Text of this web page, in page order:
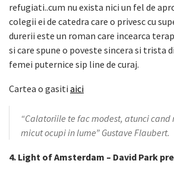
refugiati..cum nu exista nici un fel de
colegii ei de catedra care o privesc cu
durerii este un roman care incearca
si care spune o poveste sincera si trista
femei puternice sip line de curaj.
Cartea o gasiti aici
“Calatoriile te fac modest, atunci cand
micut ocupi in lume” Gustave Flaubert.
4. Light of Amsterdam – David Park